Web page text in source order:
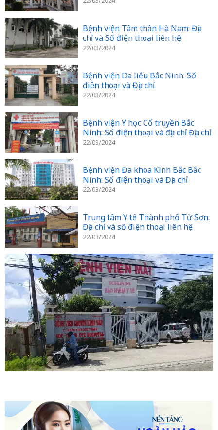
Bệnh viện Tâm thần Hà Nam: Địa
chỉ và Số điện thoại liên hệ
22/03/2024
Bệnh viện Da liễu Bắc Ninh: Số
điện thoại và Địa chỉ
22/03/2024
Bệnh viện Y học Cổ truyền Bắc
Ninh: Số điện thoại và địa chỉ Địa chỉ
22/03/2024
Bệnh viện Đa khoa Kinh Bắc Bắc
Ninh: Số điện thoại và Địa chỉ
22/03/2024
Trung tâm Y tế Thành phố Từ Sơn:
Địa chỉ và số điện thoại liên hệ
22/03/2024